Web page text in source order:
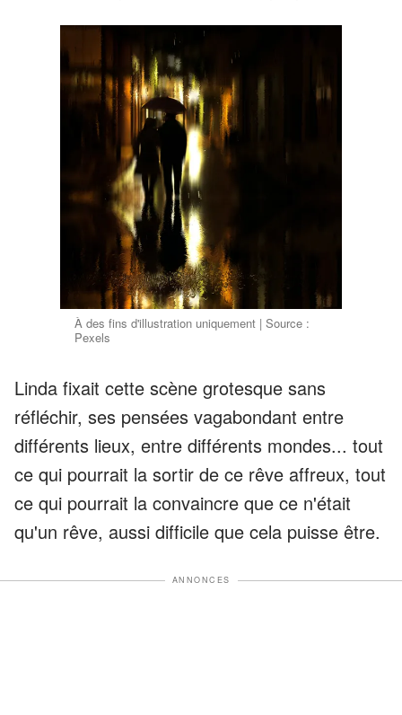
À des fins d'illustration uniquement | Source :
Pexels
Linda fixait cette scène grotesque sans
réfléchir, ses pensées vagabondant entre
différents lieux, entre différents mondes... tout
ce qui pourrait la sortir de ce rêve affreux, tout
ce qui pourrait la convaincre que ce n'était
qu'un rêve, aussi difficile que cela puisse être.
ANNONCES